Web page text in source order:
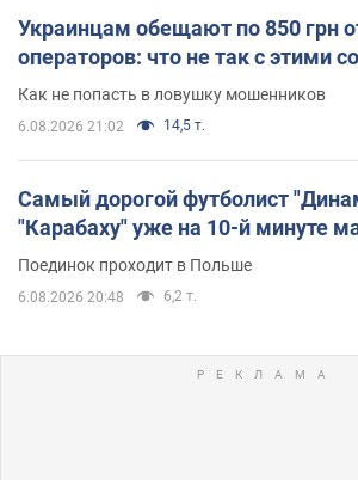
Украинцам обещают по 850 грн
операторов: что не так с этими
Как не попасть в ловушку мошенников
6.08.2026 21:02 14,5 т.
Самый дорогой футболист
"Карабаху" уже на 10-й минуте
Поединок проходит в Польше
6.08.2026 20:48 6,2 т.